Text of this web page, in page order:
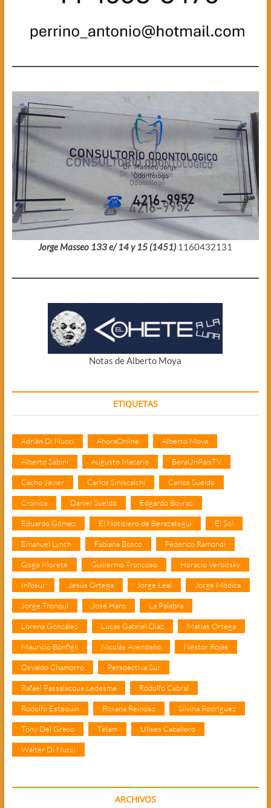
Jorge Masseo 133 e/ 14 y 15 (1451) 1160432131
Notas de Alberto Moya
ETIQUETAS
Adrián Di Nucci AhoraOnline Alberto Moya
Alberto Sabini Augusto Macario BeraUnPaisTV
Cacho Javier Carlos Siniscalchi Carlos Sueldo
Crónica Daniel Sueldo Edgardo Boyraz
Eduardo Gómez El Noticiero de Berazategui El Sol
Emanuel Lynch Fabiana Bosco Federico Ramondi
Gogo Morete Guillermo Troncoso Horacio Verbitsky
Infosur Jesús Ortega Jorge Leal Jorge Módica
Jorge Tronqui José Haro La Palabra
Lorena González Lucas Gabriel Díaz Matías Ortega
Mauricio Bonfigli Nicolás Avendaño Néstor Rojas
Osvaldo Chamorro Perspectiva Sur
Rafael Passalacqua Ledesma Rodolfo Cabral
Rodolfo Estequin Roxana Reinoso Silvina Rodríguez
Tony Del Greco Télam Ulises Caballero
Walter Di Nucci
ARCHIVOS